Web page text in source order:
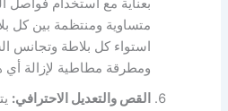
بعناية مع استخدام فواصل
متساوية ومنتظمة بين كل
استواء كل بلاطة وتجانس
ومطرقة مطاطية لإزالة
القص والتعديل الاحترافي: